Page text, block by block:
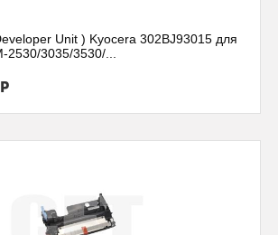
Unit ) Kyocera 302BJ93015 для
2530/3035/3530/...
Р